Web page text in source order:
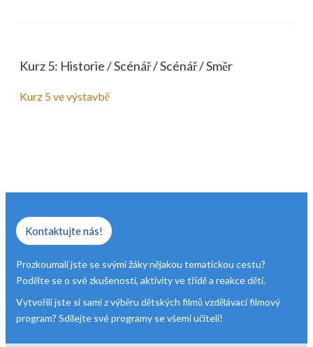
Kurz 5: Historie / Scénář / Scénář / Směr
Kurz 5 ve výstavbě
Kontaktujte nás!
Prozkoumali jste se svými žáky nějakou tematickou cestu?
Podělte se o své zkušenosti, aktivity ve třídě a reakce dětí.
Vytvořili jste si sami z výběru dětských filmů vzdělávací filmový
program? Sdílejte své programy se všemi učiteli!